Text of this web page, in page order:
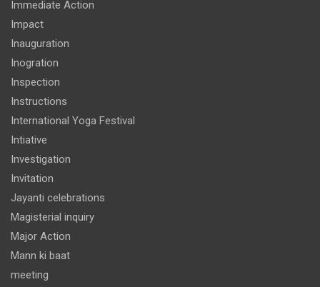
Immediate Action
Impact
Inauguration
Inogration
Inspection
Instructions
International Yoga Festival
Intiative
Investigation
Invitation
Jayanti celebrations
Magisterial inquiry
Major Action
Mann ki baat
meeting